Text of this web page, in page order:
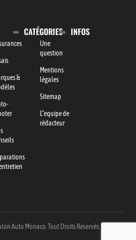
CATÉGORIES
&
INFOS
Une
question
Mentions
légales
Sitemap
L"equipe de
rédacteur
Auto Monaco. Tout Droits Réservés